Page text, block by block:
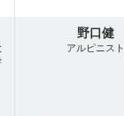
野口健
アルピニスト